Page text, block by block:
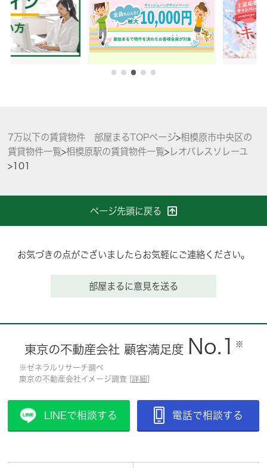
7万以下の賃貸物件 部屋まるTOPページ>相模原市中央区の
賃貸物件一覧>相模原駅の賃貸物件一覧>レオパレスソレーユ
>101
ページ先頭に戻る
お気づきの点がございましたらお気軽にご連絡ください。
部屋まるに意見を送る
東京の不動産会社 顧客満足度 No.1 ※
※ゼネラルリサーチ調べ
東京の不動産会社イメージ調査 [ 詳細
LINEで相談する 電話で相談する